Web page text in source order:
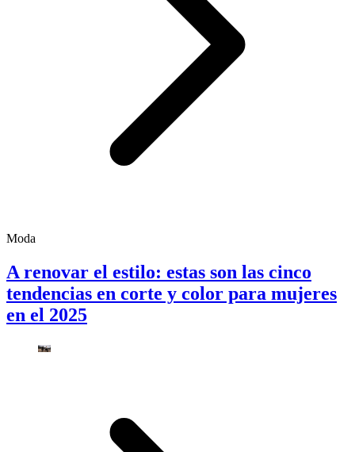
Moda
A renovar el estilo: estas son las cinco
tendencias en corte y color para mujeres
en el 2025